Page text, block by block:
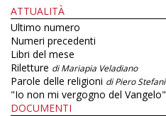
ATTUALITÀ
Ultimo numero
Numeri precedenti
Libri del mese
Riletture di Mariapia Veladiano
Parole delle religioni di Piero Stefani
"Io non mi vergogno del Vangelo"
DOCUMENTI